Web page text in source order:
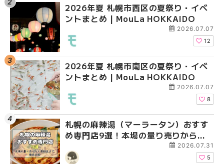
2026年夏 札幌市西区の夏祭り・イベ
ントまとめ | MouLa HOKKAIDO
2026.07.07
12
2026年夏 札幌市南区の夏祭り・イベ
ントまとめ | MouLa HOKKAIDO
2026.07.07
8
札幌の麻辣湯（マーラータン）おすす
め専門店9選！本場の量り売りから最
新店まで徹底比較 | MouLa
HOKKAIDO
2026.07.31
5
2026年夏 札幌市西区
ントまとめ | MouLa
2026年夏 札幌市北区
ントまとめ | MouLa
2026年夏 札幌市手稲
ベントまとめ |
2026年夏 札幌市北区
ントまとめ | MouLa
2026年夏 札幌市西区
ントまとめ | MouLa
2026年夏 札幌市白石
ベントまとめ |